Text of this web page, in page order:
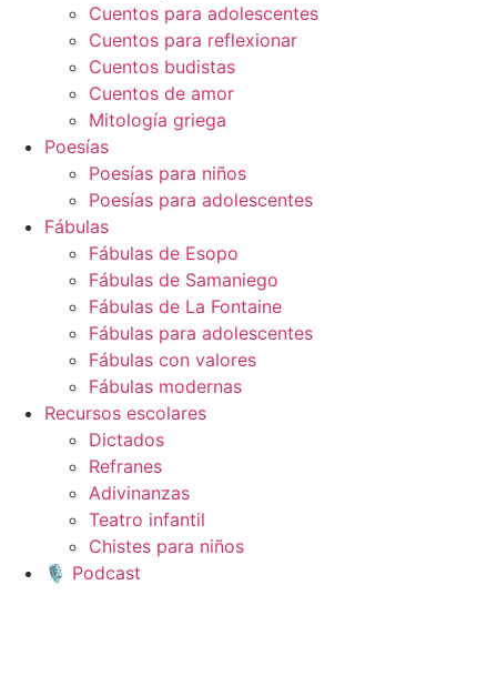
Cuentos para adolescentes
Cuentos para reflexionar
Cuentos budistas
Cuentos de amor
Mitología griega
Poesías
Poesías para niños
Poesías para adolescentes
Fábulas
Fábulas de Esopo
Fábulas de Samaniego
Fábulas de La Fontaine
Fábulas para adolescentes
Fábulas con valores
Fábulas modernas
Recursos escolares
Dictados
Refranes
Adivinanzas
Teatro infantil
Chistes para niños
🎙️ Podcast